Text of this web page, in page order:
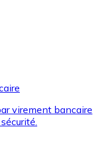
pour acheter
virement bancaire